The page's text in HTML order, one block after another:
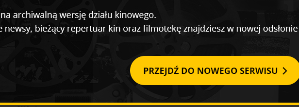
funkcjonowania miasta"
w Rzeszowie [ZDJĘCIA]